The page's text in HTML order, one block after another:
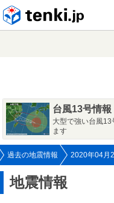
台風13号情報
大型で強い台風
ます
過去の地震情報 2020年04月
地震情報